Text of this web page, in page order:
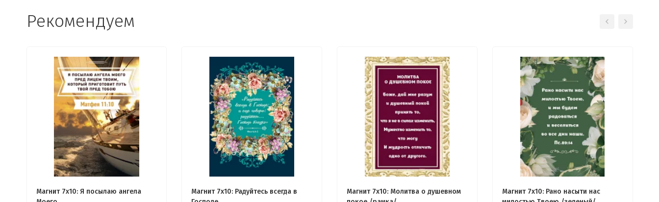
Рекомендуем
Магнит 7x10: Я посылаю ангела
Магнит 7x10: Радуйтесь всегда в
Магнит 7x10: Молитва о душевном
Магнит 7x10: Рано насыти нас